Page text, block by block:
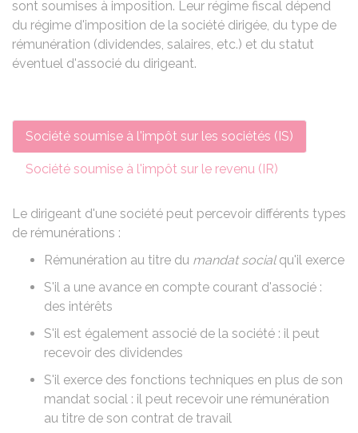
sont soumises à imposition. Leur régime fiscal dépend
du régime d'imposition de la société dirigée, du type de
rémunération (dividendes, salaires, etc.) et du statut
éventuel d'associé du dirigeant.
Société soumise à l'impôt sur les sociétés (IS)
Société soumise à l'impôt sur le revenu (IR)
Le dirigeant d'une société peut percevoir différents types
de rémunérations :
Rémunération au titre du mandat socialqu'il exerce
S'il a une avance en compte courant d'associé :
des intérêts
S'il est également associé de la société : il peut
recevoir des dividendes
S'il exerce des fonctions techniques en plus de son
mandat social : il peut recevoir une rémunération
au titre de son contrat de travail